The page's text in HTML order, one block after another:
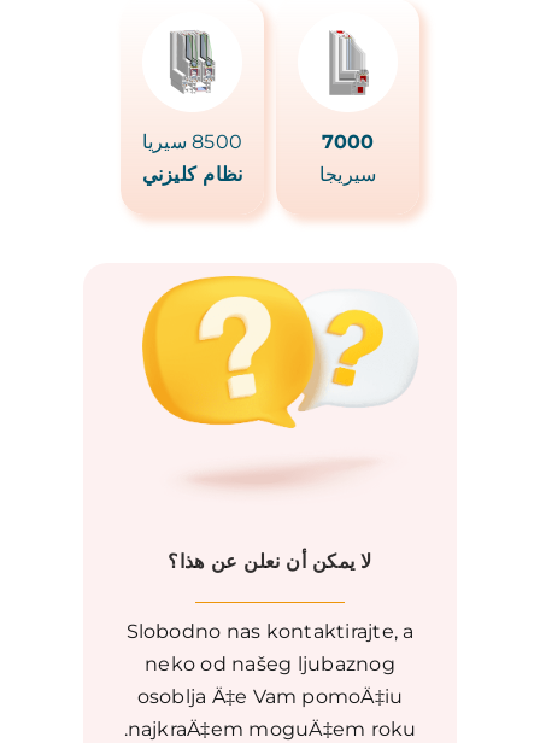
7000
سيريجا
8500 سيريا
نظام كليزني
لا يمكن أن نعلن عن هذا؟
Slobodno nas kontaktirajte, a
neko od našeg ljubaznog
osoblja Ä‡e Vam pomoÄ‡iu
najkraÄ‡em moguÄ‡em roku.